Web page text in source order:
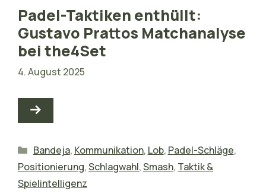
Padel-Taktiken enthüllt:
Gustavo Prattos Matchanalyse
bei the4Set
4. August 2025
Kategorien
Bandeja, Kommunikation, Lob, Padel-Schläge,
Positionierung,Schlagwahl,Smash, Taktik &
Spielintelligenz